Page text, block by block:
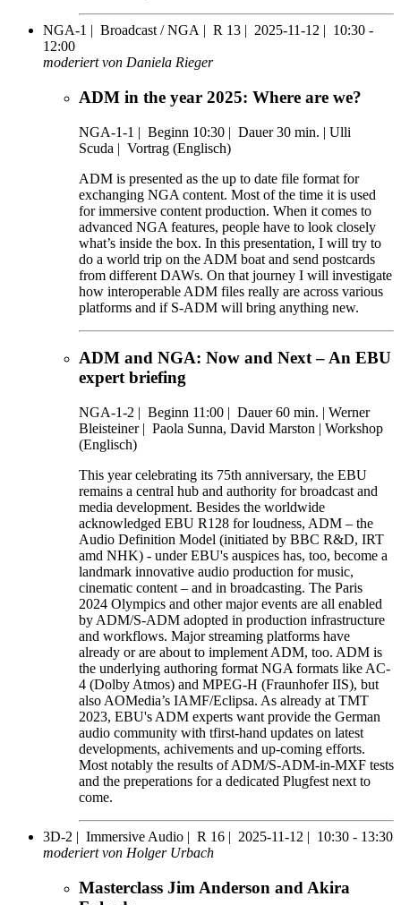
NGA-1 | Broadcast / NGA | R 13 | 2025-11-12 | 10:30 -
12:00
moderiert von Daniela Rieger
ADM in the year 2025: Where are we?
NGA-1-1 | Beginn 10:30 | Dauer 30 min. | Ulli
Scuda | Vortrag (Englisch)
ADM is presented as the up to date file format for
exchanging NGA content. Most of the time it is used
for immersive content production. When it comes to
advanced NGA features, people have to look closely
what’s inside the box. In this presentation, I will try to
do a world trip on the ADM boat and send postcards
from different DAWs. On that journey I will investigate
how interoperable ADM files really are across various
platforms and if S-ADM will bring anything new.
ADM and NGA: Now and Next – An EBU
expert briefing
NGA-1-2 | Beginn 11:00 | Dauer 60 min. | Werner
Bleisteiner | Paola Sunna, David Marston | Workshop
(Englisch)
This year celebrating its 75th anniversary, the EBU
remains a central hub and authority for broadcast and
media development. Besides the worldwide
acknowledged EBU R128 for loudness, ADM – the
Audio Definition Model (initiated by BBC R&D, IRT
amd NHK) - under EBU's auspices has, too, become a
landmark innovative audio production for music,
cinematic content – and in broadcasting. The Paris
2024 Olympics and other major events are all enabled
by ADM/S-ADM adopted in production infrastructure
and workflows. Major streaming platforms have
already or are about to implement ADM, too. ADM is
the underlying authoring format NGA formats like AC-
4 (Dolby Atmos) and MPEG-H (Fraunhofer IIS), but
also AOMedia’s IAMF/Eclipsa. As already at TMT
2023, EBU's ADM experts want provide the German
audio community with tfirst-hand updates on latest
developments, achivements and up-coming efforts.
Most notably the results of ADM/S-ADM-in-MXF tests
and the preperations for a dedicated Plugfest next to
come.
3D-2 | Immersive Audio | R 16 | 2025-11-12 | 10:30 - 13:30
moderiert von Holger Urbach
Masterclass Jim Anderson and Akira